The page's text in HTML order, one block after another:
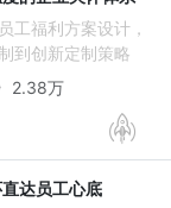
工福利方案设计，
到创新定制策略
2.38万
达员工心底